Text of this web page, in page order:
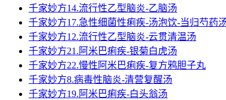
千家妙方14.流行性乙型脑炎-乙脑汤
千家妙方17.急性细菌性痢疾-汤泡饮-当归芍药
千家妙方12.流行性乙型脑炎-云贯清温汤
千家妙方21.阿米巴痢疾-银菊白虎汤
千家妙方22.慢性阿米巴痢疾-复方鸦胆子丸
千家妙方8.病毒性脑炎-清营复醒汤
千家妙方19.阿米巴痢疾-白头翁汤